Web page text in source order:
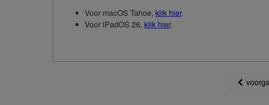
Voor macOS Tahoe, klik hier.
Voor iPadOS 26, klik hier.